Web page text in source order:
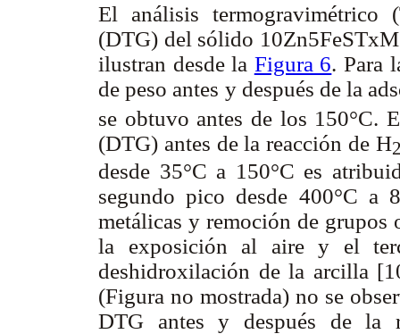
El análisis
(DTG) del sólido 10Zn5FeSTxM
ilustran desde la Figura 6. Para
de peso antes y después de la
se obtuvo antes de los 150°C.
(DTG) antes de la reacción de H
desde 35°C a 150°C es
segundo pico desde 400°C a
metálicas y remoción de
la exposición al aire y el
deshidroxilación de la arcilla
(Figura no mostrada) no se
DTG antes y después de la